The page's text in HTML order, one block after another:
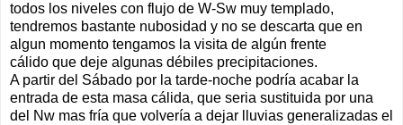
todos los niveles con flujo de W-Sw muy templado,
tendremos bastante nubosidad y no se descarta que en
algun momento tengamos la visita de algún frente
cálido que deje algunas débiles precipitaciones.
A partir del Sábado por la tarde-noche podría acabar la
entrada de esta masa cálida, que seria sustituida por una
del Nw mas fría que volvería a dejar lluvias generalizadas el